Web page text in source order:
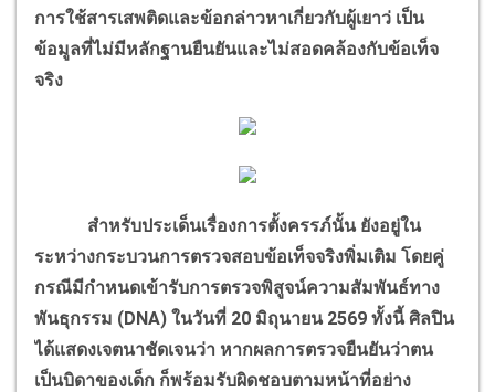
การใช้สารเสพติดและข้อกล่าวหาเกี่ยวกับผู้เยาว่ เป็น
ข้อมูลที่ไม่มีหลักฐานยืนยันและไม่สอดคล้องกับข้อเท็จ
จริง
สำหรับประเด็นเรื่องการตั้งครรภ์นั้น ยังอยู่ใน
ระหว่างกระบวนการตรวจสอบข้อเท็จจริงพิ่มเติม โดยคู่
กรณีมีกำหนดเข้ารับการตรวจพิสูจน์ความสัมพันธ์ทาง
พันธุกรรม (DNA) ในวันที่ 20 มิถุนายน 2569 ทั้งนี้ ศิลปิน
ได้แสดงเจตนาชัดเจนว่า หากผลการตรวจยืนยันว่าตน
เป็นบิดาของเด็ก ก็พร้อมรับผิดชอบตามหน้าที่อย่าง